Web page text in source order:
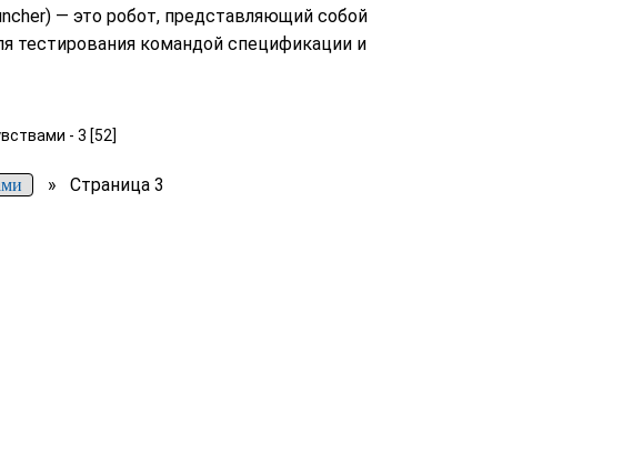
— это робот, представляющий собой
тестирования командой спецификации и
- 3 [52]
» Страница 3